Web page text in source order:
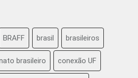
BRAFF brasil brasileiros
brasileiro conexão UF